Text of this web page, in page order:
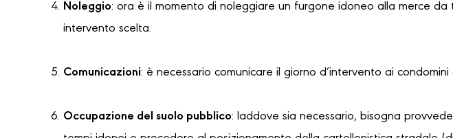
Noleggio: ora è il momento di noleggiare un furgone idoneo alla merce
intervento scelta.
Comunicazioni: è necessario comunicare il giorno d’intervento ai
Occupazione del suolo pubblico: laddove sia necessario, bisogna